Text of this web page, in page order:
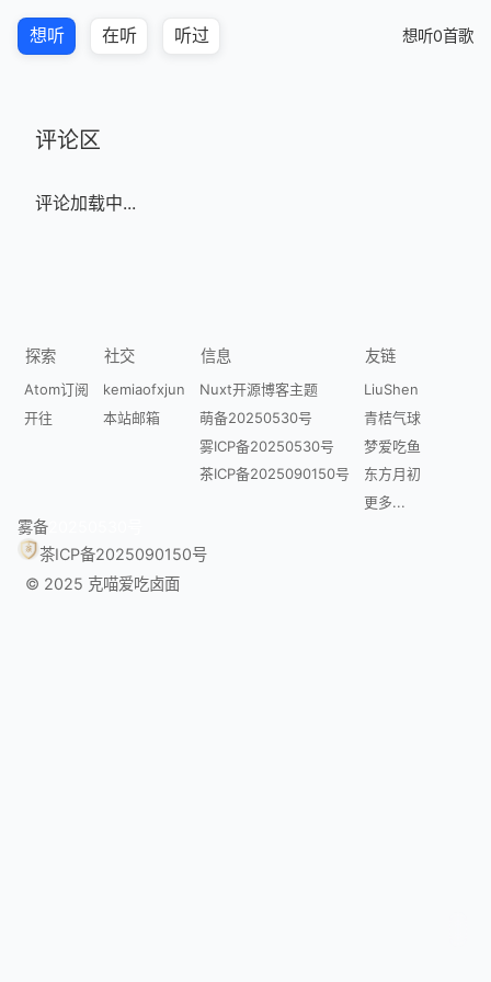
想听 在听 听过 想听0首歌
评论区
评论加载中...
探索
Atom订阅
开往
社交
kemiaofxjun
本站邮箱
信息
Nuxt开源博客主题
萌备20250530号
雾ICP备20250530号
茶ICP备2025090150号
友链
LiuShen
青桔气球
梦爱吃鱼
东方月初
更多...
雾备
茶ICP备2025090150号
© 2025 克喵爱吃卤面